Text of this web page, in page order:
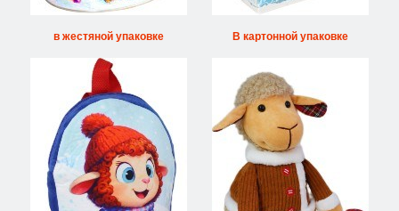
в жестяной упаковке В картонной упаковке